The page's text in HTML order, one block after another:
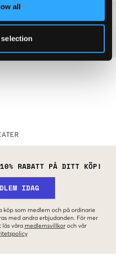
all
RABATT PÅ DITT KÖP!
IDAG
köp som medlem och på ordinarie
med andra erbjudanden. För mer
läs våra medlemsvillkor och vår